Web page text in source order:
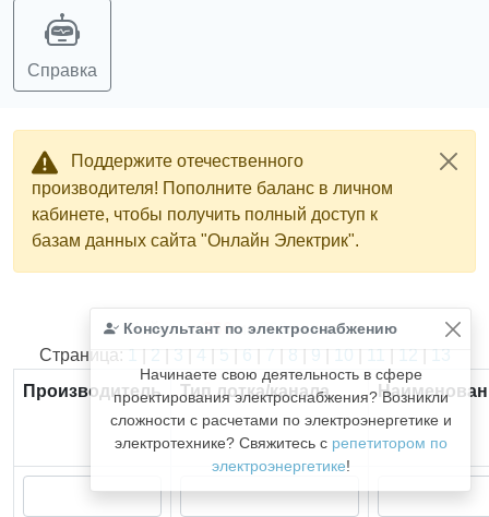
Справка
Поддержите отечественного
производителя! Пополните баланс в личном
кабинете, чтобы получить полный доступ к
базам данных сайта "Онлайн Электрик".
Консультант по электроснабжению
Начинаете свою деятельность в сфере
проектирования электроснабжения? Возникли
сложности с расчетами по электроэнергетике и
электротехнике? Свяжитесь с репетитором по
электроэнергетике!
Найдено366из366записей.
Страница: 1 | 2 | 3 | 4 | 5 | 6 | 7 | 8 | 9 | 10 | 11 | 12 | 13
Производитель
Тип лотка/канала